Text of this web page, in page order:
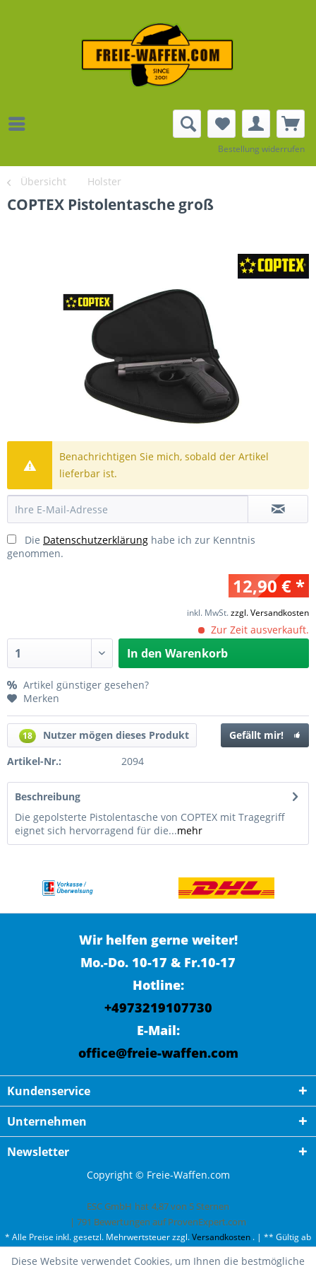
Bestellung widerrufen
Übersicht Holster
COPTEX Pistolentasche groß
Benachrichtigen Sie mich, sobald der Artikel
lieferbar ist.
Die Datenschutzerklärung habe ich zur Kenntnis
genommen.
12,90 € *
inkl. MwSt.zzgl. Versandkosten
Zur Zeit ausverkauft.
In den Warenkorb
Artikel günstiger gesehen?
Merken
18 Nutzer mögen dieses Produkt
Gefällt mir!
Artikel-Nr.:
2094
Beschreibung
Die gepolsterte Pistolentasche von COPTEX mit Tragegriff
eignet sich hervorragend für die...mehr
Wir helfen gerne weiter!
Mo.-Do. 10-17 & Fr.10-17
Hotline:
+4973219107730
E-Mail:
office@freie-waffen.com
Kundenservice
Unternehmen
Newsletter
Copyright © Freie-Waffen.com
ESC GmbH hat 4,87von 5Sternen
| 791 Bewertungen auf ProvenExpert.com
* Alle Preise inkl. gesetzl. Mehrwertsteuer zzgl.Versandkosten . | ** Gültig ab
Diese Website verwendet Cookies, um Ihnen die bestmögliche